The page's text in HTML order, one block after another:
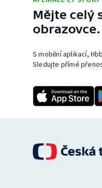
Mějte celý
obrazovce.
S mobilní aplikací,
Sledujte přímé